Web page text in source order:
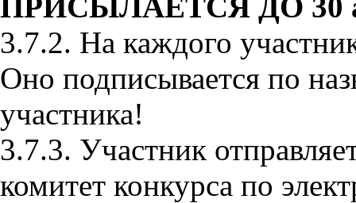
3.7.2. На каждого
Оно подписывается по
участника!
3.7.3. Участник
комитет конкурса по